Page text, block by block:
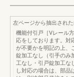
左ページから抽出され
機能付引戸［Vレール
応をしております。対
が不要かを明記の上、
錠加工なし（引手のみ
工なし・引戸錠加工な
し対応の場合は、部品